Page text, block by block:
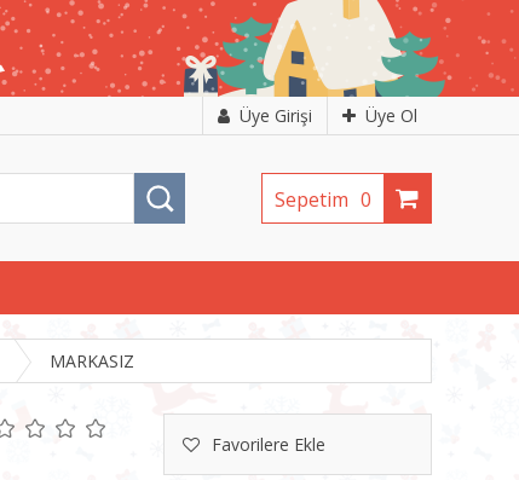
Üye Girişi Üye Ol
Sepetim 0
MARKASIZ
Favorilere Ekle